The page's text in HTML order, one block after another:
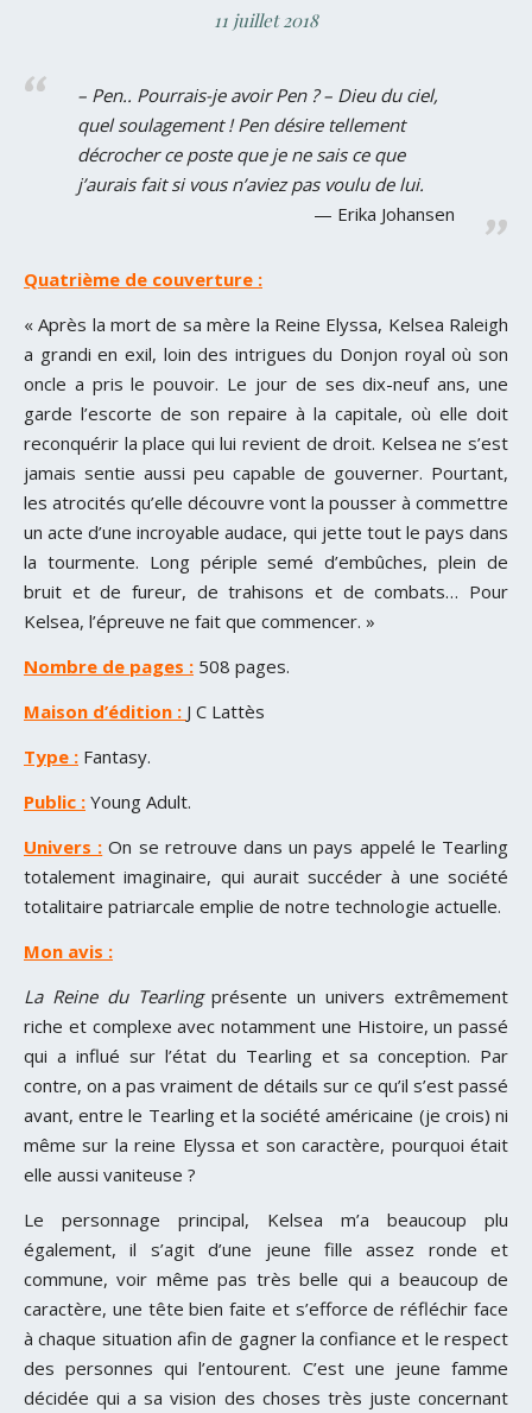
11 juillet 2018
– Pen.. Pourrais-je avoir Pen ? – Dieu du ciel,
quel soulagement ! Pen désire tellement
décrocher ce poste que je ne sais ce que
j’aurais fait si vous n’aviez pas voulu de lui.
Erika Johansen
Quatrième de couverture :
« Après la mort de sa mère la Reine Elyssa, Kelsea Raleigh
a grandi en exil, loin des intrigues du Donjon royal où son
oncle a pris le pouvoir. Le jour de ses dix-neuf ans, une
garde l’escorte de son repaire à la capitale, où elle doit
reconquérir la place qui lui revient de droit. Kelsea ne s’est
jamais sentie aussi peu capable de gouverner. Pourtant,
les atrocités qu’elle découvre vont la pousser à commettre
un acte d’une incroyable audace, qui jette tout le pays dans
la tourmente. Long périple semé d’embûches, plein de
bruit et de fureur, de trahisons et de combats… Pour
Kelsea, l’épreuve ne fait que commencer. »
Nombre de pages : 508 pages.
Maison d’édition : J C Lattès
Type : Fantasy.
Public : Young Adult.
Univers : On se retrouve dans un pays appelé le Tearling
totalement imaginaire, qui aurait succéder à une société
totalitaire patriarcale emplie de notre technologie actuelle.
Mon avis :
La Reine du Tearlingprésente un univers extrêmement
riche et complexe avec notamment une Histoire, un passé
qui a influé sur l’état du Tearling et sa conception. Par
contre, on a pas vraiment de détails sur ce qu’il s’est passé
avant, entre le Tearling et la société américaine (je crois) ni
même sur la reine Elyssa et son caractère, pourquoi était
elle aussi vaniteuse ?
Le personnage principal, Kelsea m’a beaucoup plu
également, il s’agit d’une jeune fille assez ronde et
commune, voir même pas très belle qui a beaucoup de
caractère, une tête bien faite et s’efforce de réfléchir face
à chaque situation afin de gagner la confiance et le respect
des personnes qui l’entourent. C’est une jeune famme
décidée qui a sa vision des choses très juste concernant